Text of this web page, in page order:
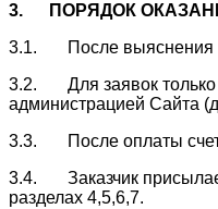
3.
ПОРЯДОК
3.1. После выяснения
3.2. Для заявок только
администрацией Сайта
3.3. После оплаты счета
3.4. Заказчик
разделах 4,5,6,7.